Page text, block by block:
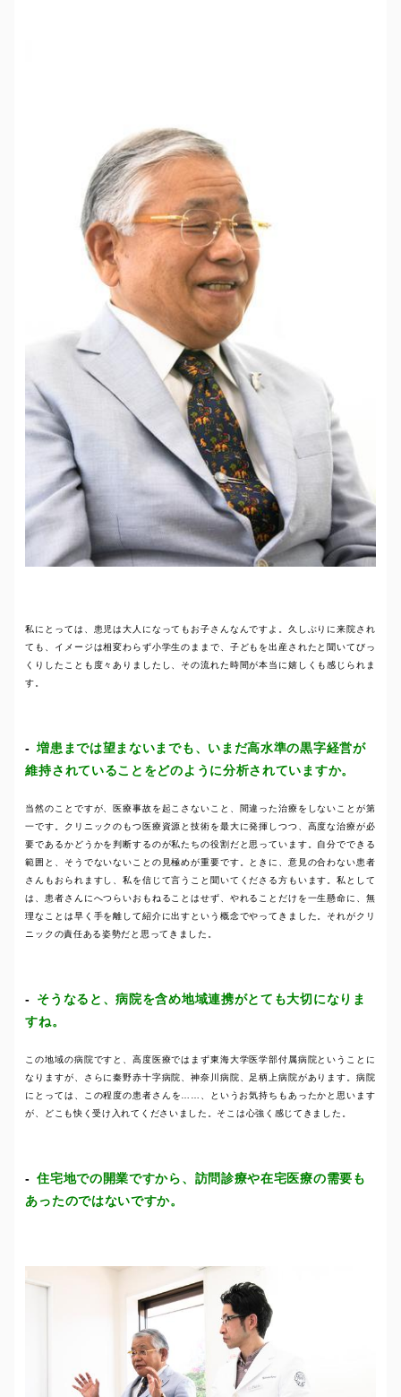
私にとっては、患児は大人になってもお子さんなんですよ。久しぶりに来院され
ても、イメージは相変わらず小学生のままで、子どもを出産されたと聞いてびっ
くりしたことも度々ありましたし、その流れた時間が本当に嬉しくも感じられま
す。
増患までは望まないまでも、いまだ高水準の黒字経営が
維持されていることをどのように分析されていますか。
当然のことですが、医療事故を起こさないこと、間違った治療をしないことが第
一です。クリニックのもつ医療資源と技術を最大に発揮しつつ、高度な治療が必
要であるかどうかを判断するのが私たちの役割だと思っています。自分でできる
範囲と、そうでないないことの見極めが重要です。ときに、意見の合わない患者
さんもおられますし、私を信じて言うこと聞いてくださる方もいます。私として
は、患者さんにへつらいおもねることはせず、やれることだけを一生懸命に、無
理なことは早く手を離して紹介に出すという概念でやってきました。それがクリ
ニックの責任ある姿勢だと思ってきました。
そうなると、病院を含め地域連携がとても大切になりま
すね。
この地域の病院ですと、高度医療ではまず東海大学医学部付属病院ということに
なりますが、さらに秦野赤十字病院、神奈川病院、足柄上病院があります。病院
にとっては、この程度の患者さんを……、というお気持ちもあったかと思います
が、どこも快く受け入れてくださいました。そこは心強く感じてきました。
住宅地での開業ですから、訪問診療や在宅医療の需要も
あったのではないですか。